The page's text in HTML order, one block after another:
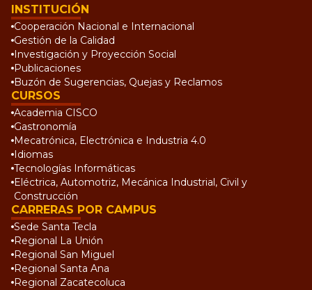
INSTITUCIÓN
Cooperación Nacional e Internacional
Gestión de la Calidad
Investigación y Proyección Social
Publicaciones
Buzón de Sugerencias, Quejas y Reclamos
CURSOS
Academia CISCO
Gastronomía
Mecatrónica, Electrónica e Industria 4.0
Idiomas
Tecnologías Informáticas
Eléctrica, Automotriz, Mecánica Industrial, Civil y
Construcción
CARRERAS POR CAMPUS
Sede Santa Tecla
Regional La Unión
Regional San Miguel
Regional Santa Ana
Regional Zacatecoluca